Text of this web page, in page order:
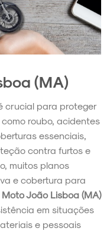
(MA)
crucial para proteger
roubo, acidentes
essenciais,
contra furtos e
muitos planos
e cobertura para
Moto João Lisboa (MA)
em situações
e pessoais